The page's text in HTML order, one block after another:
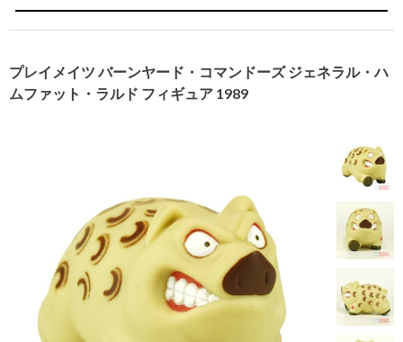
プレイメイツ バーンヤード・コマンドーズ ジェネラル・ハ
ムファット・ラルド フィギュア 1989